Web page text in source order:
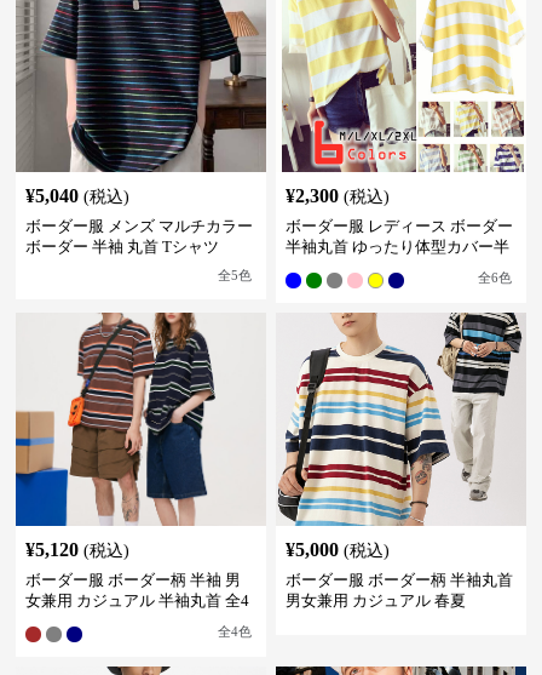
¥5,040 (税込)
ボーダー服 メンズ マルチカラー
ボーダー 半袖 丸首 Tシャツ
全5色
¥2,300 (税込)
ボーダー服 レディース ボーダー
半袖丸首 ゆったり体型カバー半
全6色
¥5,120 (税込)
ボーダー服 ボーダー柄 半袖 男
女兼用 カジュアル 半袖丸首 全4
全4色
¥5,000 (税込)
ボーダー服 ボーダー柄 半袖丸首
男女兼用 カジュアル 春夏